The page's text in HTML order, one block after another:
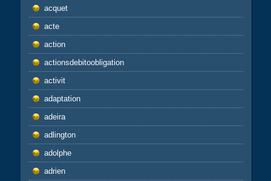
acquet
acte
action
actionsdebitoobligation
activit
adaptation
adeira
adlington
adolphe
adrien